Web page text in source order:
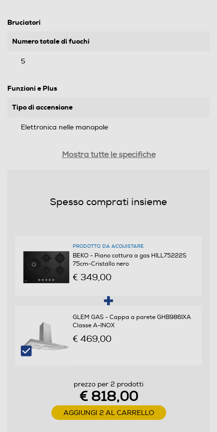
Bruciatori
Numero totale di fuochi
5
Funzioni e Plus
Tipo di accensione
Elettronica nelle manopole
Larghezza-mm
14,5
Informazioni sulla sicurezza del prodotto
Mostra tutte le specifiche
Spesso comprati insieme
PRODOTTO DA ACQUISTARE
BEKO - Piano cottura a gas HILL75222S
75cm-Cristallo nero
€ 349,00
GLEM GAS - Cappa a parete GHB986IXA
Classe A-INOX
€ 469,00
prezzo per 2 prodotti
€ 818,00
AGGIUNGI 2 AL CARRELLO